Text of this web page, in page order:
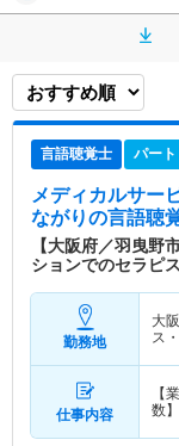
言語聴覚士 パート
メディカルサー
ながりの言語聴
【大阪府／羽曳野
ションでのセラピ
勤務地
大
ス
仕事内容
【
数